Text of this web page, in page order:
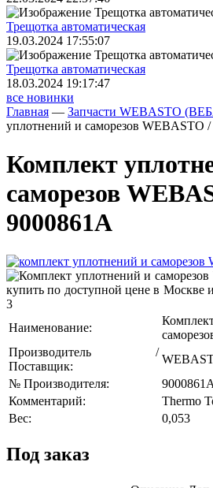
Трещoтка автоматическая
19.03.2024 17:55:07
Трещoтка автоматическая
18.03.2024 19:17:47
все новинки
Главная — Запчасти WEBASTO
уплотнений и саморезов WEBASTO /
Комплект
саморезов
9000861A
Наименование:
Производитель /
Поставщик:
№ Производителя:
9000861A
Комментарий:
Thermo
Вес:
0,053
Под заказ